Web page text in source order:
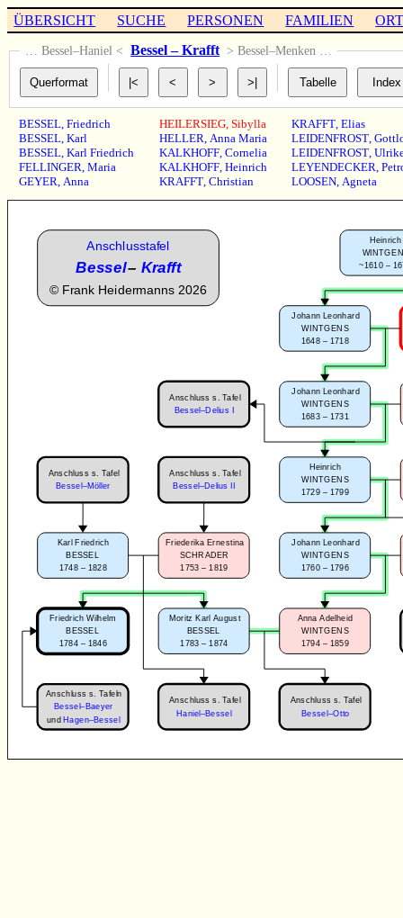
ÜBERSICHT SUCHE PERSONEN FAMILIEN
… Bessel–Haniel < Bessel – Krafft > Bessel–Menken …
BESSEL,Friedrich
BESSEL,Karl
BESSEL,Karl Friedrich
FELLINGER,Maria
GEYER,Anna
HEILERSIEG, Sibylla
HELLER, Anna Maria
KALKHOFF, Cornelia
KALKHOFF, Heinrich
KRAFFT, Christian
KRAFFT, Elias
LEIDENFROST,
LEIDENFROST,
LEYENDECKER,
LOOSEN, Agneta
Anna Adelheid
WINTGENS
1794 – 1859
Moritz Karl August
BESSEL
1783 – 1874
Friederika Ernestina
SCHRADER
1753 – 1819
Karl Friedrich
BESSEL
1748 – 1828
Friedrich Wilhelm
BESSEL
1784 – 1846
Anschlusstafel
Bessel– Krafft
© Frank Heidermanns 2026
Anschluss s. Tafel
Bessel–Otto
Johann Leonhard
WINTGENS
1760 – 1796
Heinrich
WINTGENS
1729 – 1799
Johann Leonhard
WINTGENS
1683 – 1731
Johann Leonhard
WINTGENS
1648 – 1718
Heinrich
~1610 –
Anschluss s. Tafel
Bessel–Delius I
Anschluss s. Tafel
Bessel–Delius II
Anschluss s. Tafel
Bessel–Möller
Anschluss s. Tafel
Haniel–Bessel
Anschluss s. Tafeln
Bessel–Baeyer
und Hagen–Bessel